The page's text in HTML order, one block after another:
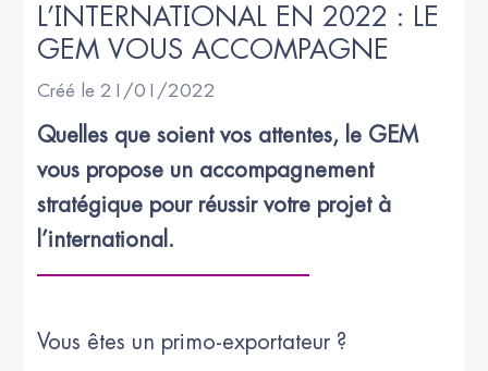
L’INTERNATIONAL EN 2022 : LE
GEM VOUS ACCOMPAGNE
Créé le 21/01/2022
Quelles que soient vos attentes, le GEM
vous propose un accompagnement
stratégique pour réussir votre projet à
l’international.
Vous êtes un primo-exportateur ?